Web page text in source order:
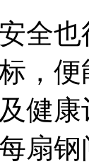
也
，
健
扇